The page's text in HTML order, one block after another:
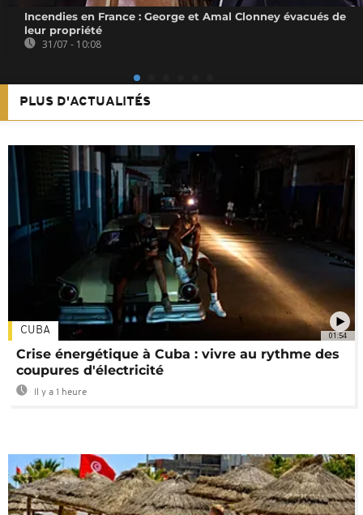
Incendies en France : George et Amal Clonney évacués de
leur propriété
31/07 - 10:08
PLUS D'ACTUALITÉS
01:54
CUBA
Crise énergétique à Cuba : vivre au rythme des
coupures d'électricité
Il y a 1 heure